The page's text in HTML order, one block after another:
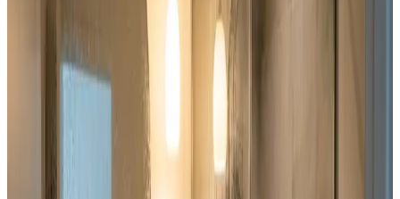
Uforpligtende rådgivning